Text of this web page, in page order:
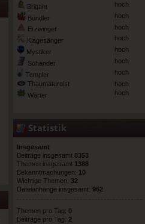
Brigant
hoch
Bündler
hoch
Erzwinger
hoch
Klagesänger
hoch
Mystiker
hoch
Schänder
hoch
Templer
hoch
Thaumaturgist
hoch
Wärter
hoch
Statistik
Insgesamt
Beiträge insgesamt 8353
Themen insgesamt 1388
Bekanntmachungen: 10
Wichtige Themen: 32
Dateianhänge insgesamt: 962
Themen pro Tag: 0
Beiträge pro Tag: 2